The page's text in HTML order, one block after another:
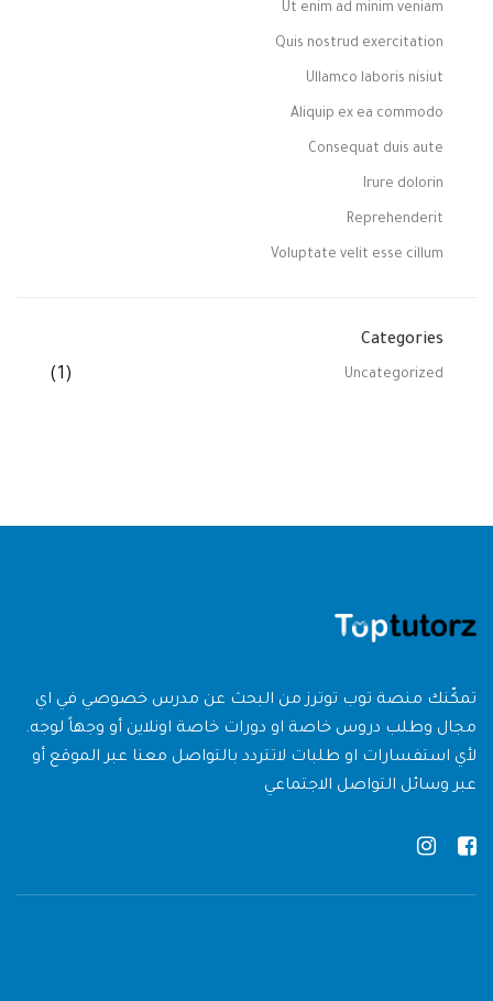
Ut enim ad minim veniam
Quis nostrud exercitation
Ullamco laboris nisiut
Aliquip ex ea commodo
Consequat duis aute
Irure dolorin
Reprehenderit
Voluptate velit esse cillum
Categories
Uncategorized
(1)
تمكّنك منصة توب توترز من البحث عن مدرس خصوصي في اي
مجال وطلب دروس خاصة او دورات خاصة اونلاين أو وجهاً لوجه.
لأي استفسارات او طلبات لاتتردد بالتواصل معنا عبر الموقع أو
عبر وسائل التواصل الاجتماعي